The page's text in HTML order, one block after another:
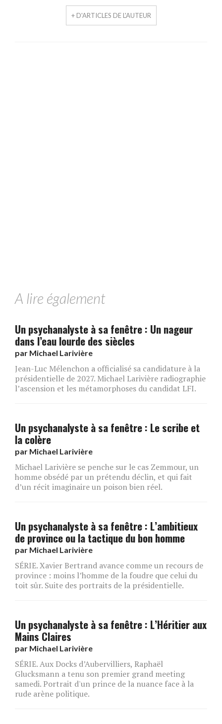
+ D'ARTICLES DE L'AUTEUR
A lire également
Un psychanalyste à sa fenêtre : Un nageur
dans l’eau lourde des siècles
par Michael Larivière
Jean-Luc Mélenchon a officialisé sa candidature à la
présidentielle de 2027. Michael Larivière radiographie
l’ascension et les métamorphoses du candidat LFI.
Un psychanalyste à sa fenêtre : Le scribe et
la colère
par Michael Larivière
Michael Larivière se penche sur le cas Zemmour, un
homme obsédé par un prétendu déclin, et qui fait
d’un récit imaginaire un poison bien réel.
Un psychanalyste à sa fenêtre : L’ambitieux
de province ou la tactique du bon homme
par Michael Larivière
SÉRIE. Xavier Bertrand avance comme un recours de
province : moins l’homme de la foudre que celui du
toit sûr. Suite des portraits de la présidentielle.
Un psychanalyste à sa fenêtre : L’Héritier aux
Mains Claires
par Michael Larivière
SÉRIE. Aux Docks d’Aubervilliers, Raphaël
Glucksmann a tenu son premier grand meeting
samedi. Portrait d'un prince de la nuance face à la
rude arène politique.